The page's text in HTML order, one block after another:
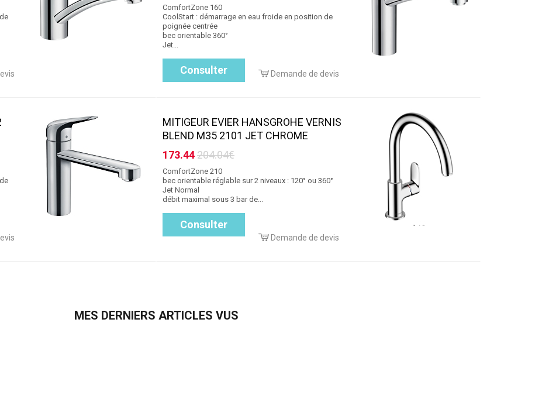
ComfortZone 160
CoolStart : démarrage en eau froide en position de
poignée centrée
bec orientable 360°
Jet...
Consulter Demande de devis
MITIGEUR EVIER HANSGROHE VERNIS
BLEND M35 2101 JET CHROME
173.44204.04€
ComfortZone 210
bec orientable réglable sur 2 niveaux : 120° ou 360°
Jet Normal
débit maximal sous 3 bar de...
Consulter
Demande de devis
MES DERNIERS ARTICLES VUS